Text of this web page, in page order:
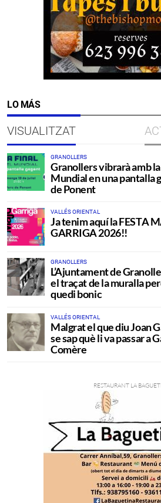
LO MÁS
VISUALITZAT
GRANOLLERS
Granollers vibrarà amb
Mundial en una pantalla
de Ponent
VALLÉS ORIENTAL
Ja tenim aquí la FESTA
GARRIGA 2026!!
GRANOLLERS
L’Ajuntament de
el traçat de la muralla
quedi bonic
VALLÉS ORIENTAL
Malgrat el que diu Joan
se sap què li va passar a
Comère